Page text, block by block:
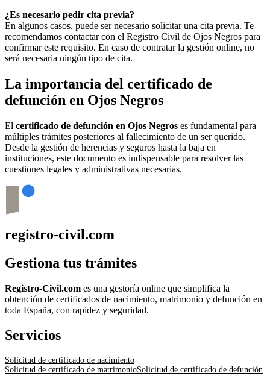
¿Es necesario pedir cita previa?
En algunos casos, puede ser necesario solicitar una cita previa. Te
recomendamos contactar con el Registro Civil de Ojos Negros para
confirmar este requisito. En caso de contratar la gestión online, no
será necesaria ningún tipo de cita.
La importancia del certificado de
defunción en Ojos Negros
El certificado de defunción en Ojos Negros es fundamental para
múltiples trámites posteriores al fallecimiento de un ser querido.
Desde la gestión de herencias y seguros hasta la baja en
instituciones, este documento es indispensable para resolver las
cuestiones legales y administrativas necesarias.
registro-civil.com
Gestiona tus trámites
Registro-Civil.com es una gestoría online que simplifica la
obtención de certificados de nacimiento, matrimonio y defunción en
toda España, con rapidez y seguridad.
Servicios
Solicitud de certificado de nacimiento
Solicitud de certificado de matrimonioSolicitud de certificado de defunción